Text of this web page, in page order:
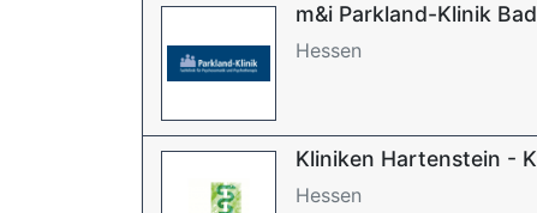
m&i Parkland-Klinik
Hessen
Kliniken Hartenstein -
Hessen